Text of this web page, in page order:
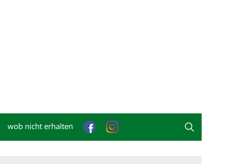
wob nicht erhalten